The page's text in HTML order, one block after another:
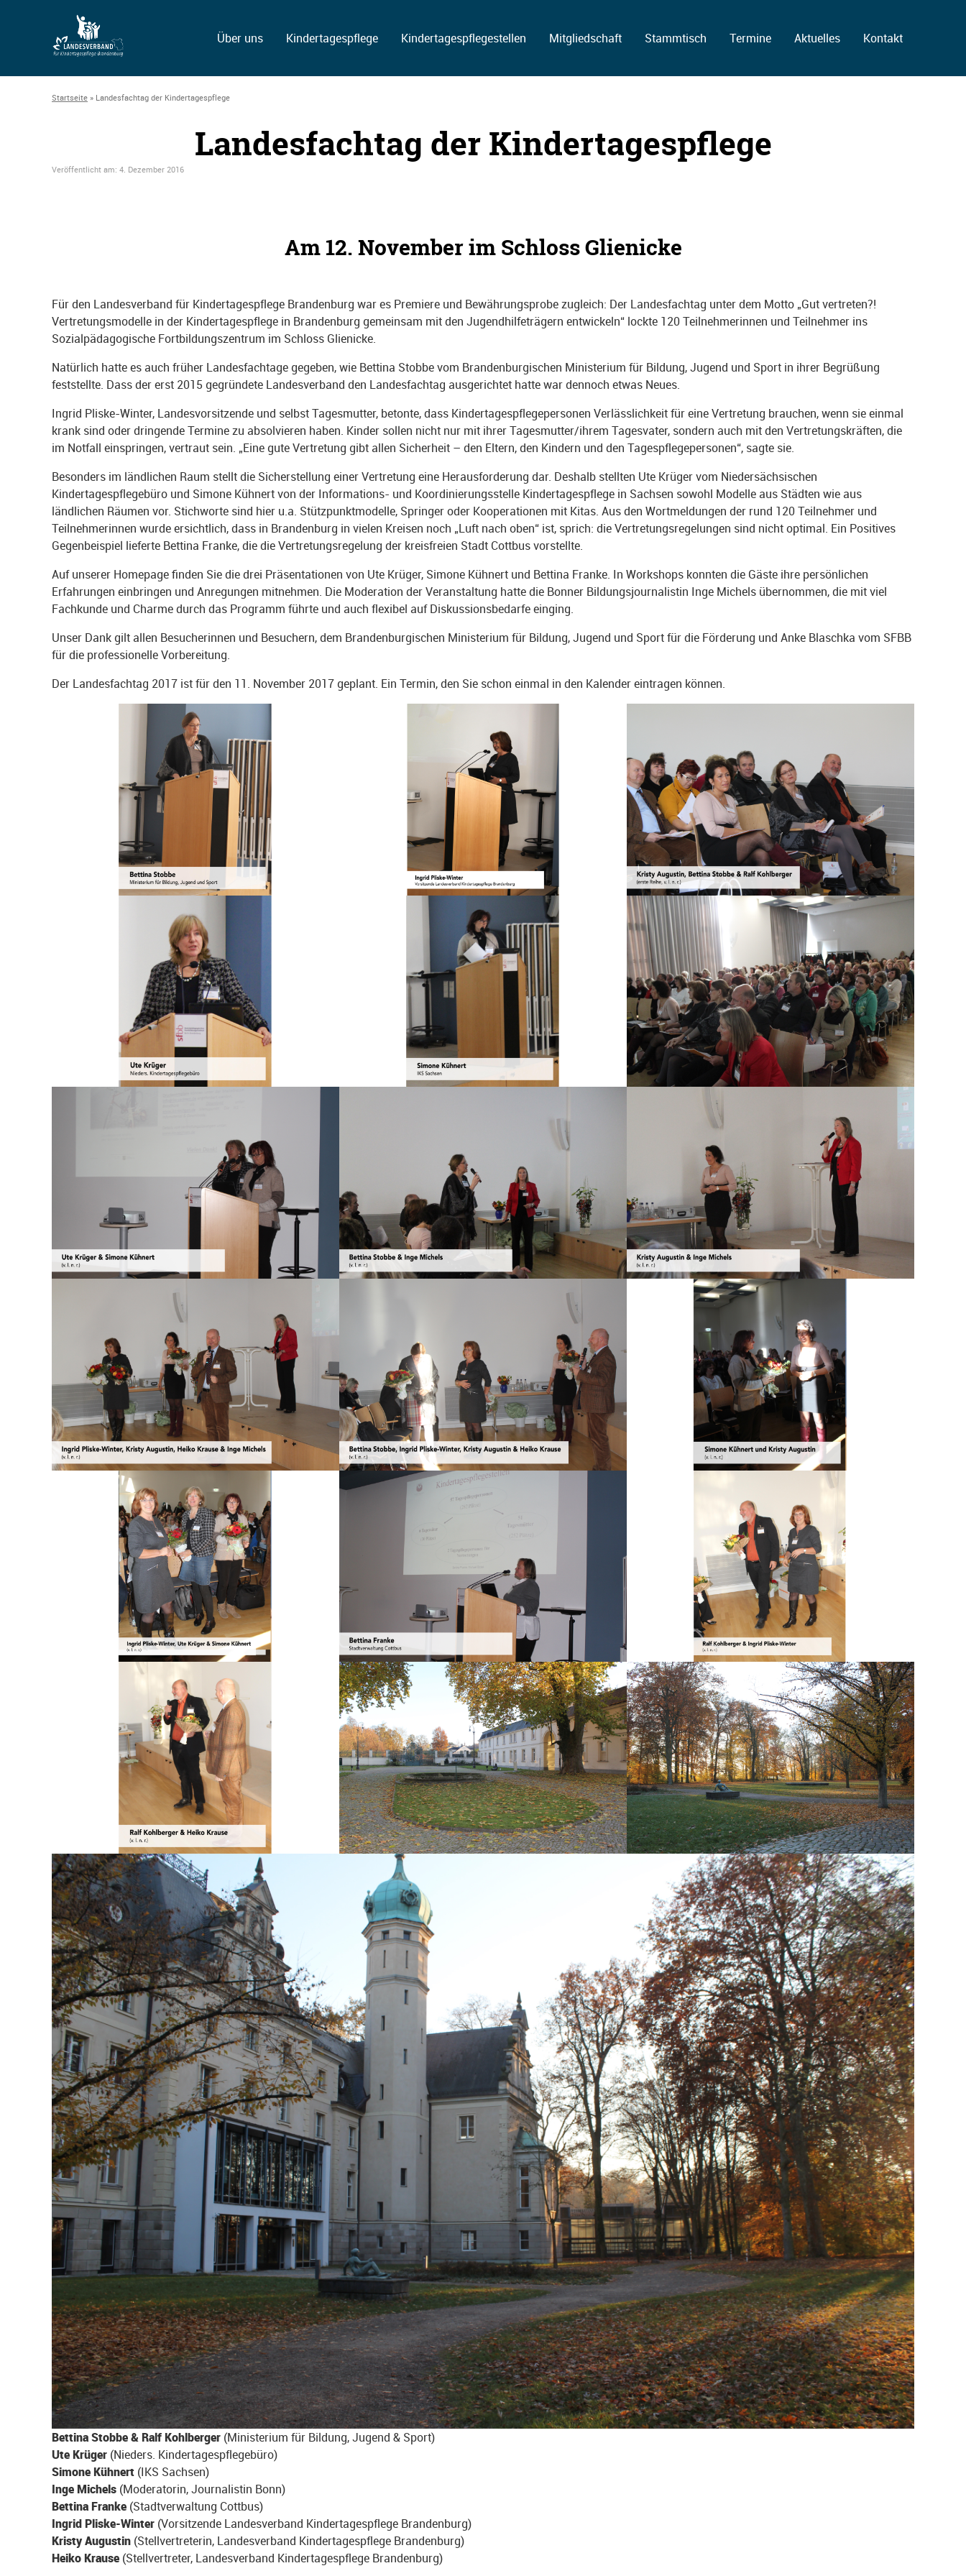
Über uns Kindertagespflege Kindertagespflegestellen Mitgliedschaft Stammtisch Termine Aktuelles Kontakt
Startseite » Landesfachtag der Kindertagespflege
Landesfachtag der Kindertagespflege
Veröffentlicht am: 4. Dezember 2016
Am 12. November im Schloss Glienicke
Für den Landesverband für Kindertagespflege Brandenburg war es Premiere und Bewährungsprobe zugleich: Der Landesfachtag unter dem Motto „Gut vertreten?!
Vertretungsmodelle in der Kindertagespflege in Brandenburg gemeinsam mit den Jugendhilfeträgern entwickeln“ lockte 120 Teilnehmerinnen und Teilnehmer ins
Sozialpädagogische Fortbildungszentrum im Schloss Glienicke.
Natürlich hatte es auch früher Landesfachtage gegeben, wie Bettina Stobbe vom Brandenburgischen Ministerium für Bildung, Jugend und Sport in ihrer Begrüßung
feststellte. Dass der erst 2015 gegründete Landesverband den Landesfachtag ausgerichtet hatte war dennoch etwas Neues.
Ingrid Pliske-Winter, Landesvorsitzende und selbst Tagesmutter, betonte, dass Kindertagespflegepersonen Verlässlichkeit für eine Vertretung brauchen, wenn sie einmal
krank sind oder dringende Termine zu absolvieren haben. Kinder sollen nicht nur mit ihrer Tagesmutter/ihrem Tagesvater, sondern auch mit den Vertretungskräften, die
im Notfall einspringen, vertraut sein. „Eine gute Vertretung gibt allen Sicherheit – den Eltern, den Kindern und den Tagespflegepersonen“, sagte sie.
Besonders im ländlichen Raum stellt die Sicherstellung einer Vertretung eine Herausforderung dar. Deshalb stellten Ute Krüger vom Niedersächsischen
Kindertagespflegebüro und Simone Kühnert von der Informations- und Koordinierungsstelle Kindertagespflege in Sachsen sowohl Modelle aus Städten wie aus
ländlichen Räumen vor. Stichworte sind hier u.a. Stützpunktmodelle, Springer oder Kooperationen mit Kitas. Aus den Wortmeldungen der rund 120 Teilnehmer und
Teilnehmerinnen wurde ersichtlich, dass in Brandenburg in vielen Kreisen noch „Luft nach oben“ ist, sprich: die Vertretungsregelungen sind nicht optimal. Ein Positives
Gegenbeispiel lieferte Bettina Franke, die die Vertretungsregelung der kreisfreien Stadt Cottbus vorstellte.
Auf unserer Homepage finden Sie die drei Präsentationen von Ute Krüger, Simone Kühnert und Bettina Franke. In Workshops konnten die Gäste ihre persönlichen
Erfahrungen einbringen und Anregungen mitnehmen. Die Moderation der Veranstaltung hatte die Bonner Bildungsjournalistin Inge Michels übernommen, die mit viel
Fachkunde und Charme durch das Programm führte und auch flexibel auf Diskussionsbedarfe einging.
Unser Dank gilt allen Besucherinnen und Besuchern, dem Brandenburgischen Ministerium für Bildung, Jugend und Sport für die Förderung und Anke Blaschka vom SFBB
für die professionelle Vorbereitung.
Der Landesfachtag 2017 ist für den 11. November 2017 geplant. Ein Termin, den Sie schon einmal in den Kalender eintragen können.
Bettina Stobbe & Ralf Kohlberger (Ministerium für Bildung, Jugend & Sport)
Ute Krüger (Nieders. Kindertagespflegebüro)
Simone Kühnert (IKS Sachsen)
Inge Michels (Moderatorin, Journalistin Bonn)
Bettina Franke (Stadtverwaltung Cottbus)
Ingrid Pliske-Winter (Vorsitzende Landesverband Kindertagespflege Brandenburg)
Kristy Augustin (Stellvertreterin, Landesverband Kindertagespflege Brandenburg)
Heiko Krause (Stellvertreter, Landesverband Kindertagespflege Brandenburg)